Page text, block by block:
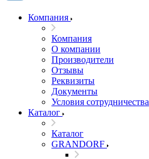
Компания
Компания
О компании
Производители
Отзывы
Реквизиты
Документы
Условия сотрудничества
Каталог
Каталог
GRANDORF